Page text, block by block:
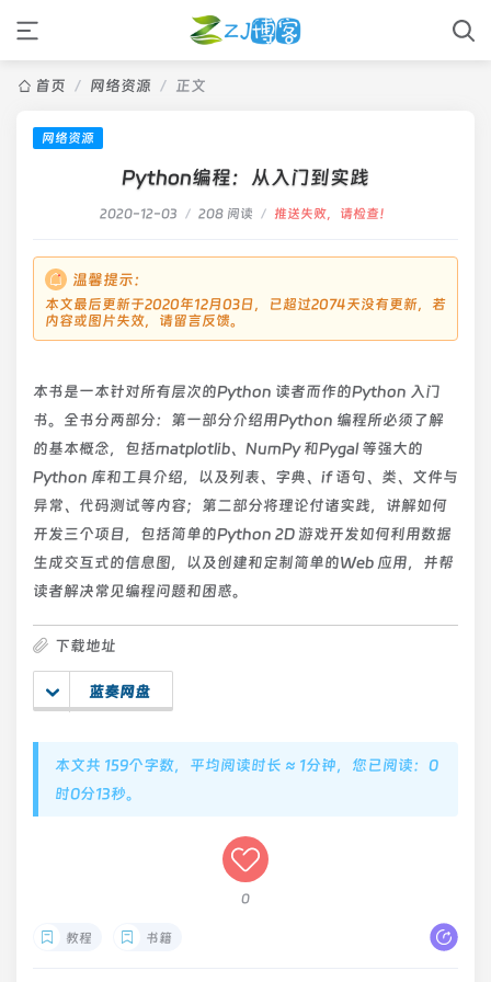
首页 / 网络资源 / 正文
网络资源
Python编程：从入门到实践
2020-12-03 / 208 阅读 / 推送失败，请检查！
温馨提示：
本文最后更新于2020年12月03日，已超过2074天没有更新，若
内容或图片失效，请留言反馈。
本书是一本针对所有层次的Python 读者而作的Python 入门
书。全书分两部分：第一部分介绍用Python 编程所必须了解
的基本概念，包括matplotlib、NumPy 和Pygal 等强大的
Python 库和工具介绍，以及列表、字典、if 语句、类、文件与
异常、代码测试等内容；第二部分将理论付诸实践，讲解如何
开发三个项目，包括简单的Python 2D 游戏开发如何利用数据
生成交互式的信息图，以及创建和定制简单的Web 应用，并帮
读者解决常见编程问题和困惑。
下载地址
蓝奏网盘
本文共 159个字数，平均阅读时长 ≈ 1分钟，您已阅读：0
时0分13秒。
0
教程 书籍